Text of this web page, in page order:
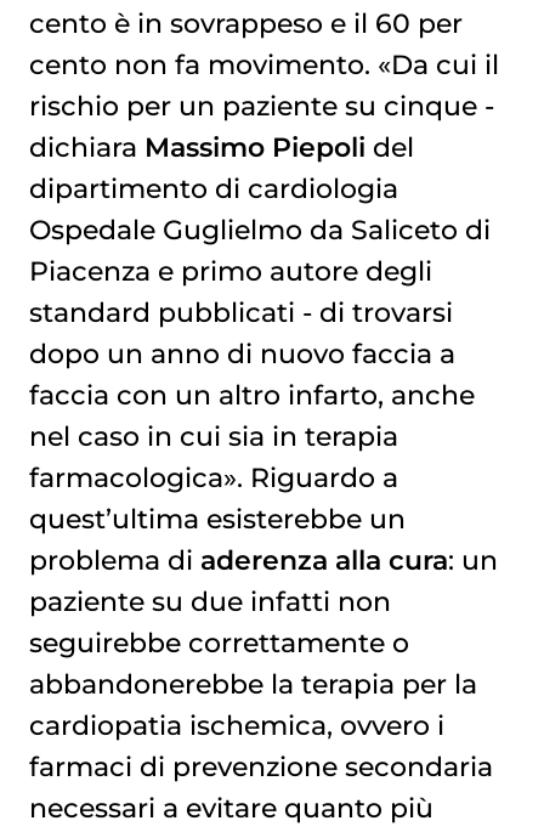
cento è in sovrappeso e il 60 per
cento non fa movimento. «Da cui il
rischio per un paziente su cinque -
dichiara Massimo Piepoli del
dipartimento di cardiologia
Ospedale Guglielmo da Saliceto di
Piacenza e primo autore degli
standard pubblicati - di trovarsi
dopo un anno di nuovo faccia a
faccia con un altro infarto, anche
nel caso in cui sia in terapia
farmacologica». Riguardo a
quest’ultima esisterebbe un
problema di aderenza alla cura: un
paziente su due infatti non
seguirebbe correttamente o
abbandonerebbe la terapia per la
cardiopatia ischemica, ovvero i
farmaci di prevenzione secondaria
necessari a evitare quanto più